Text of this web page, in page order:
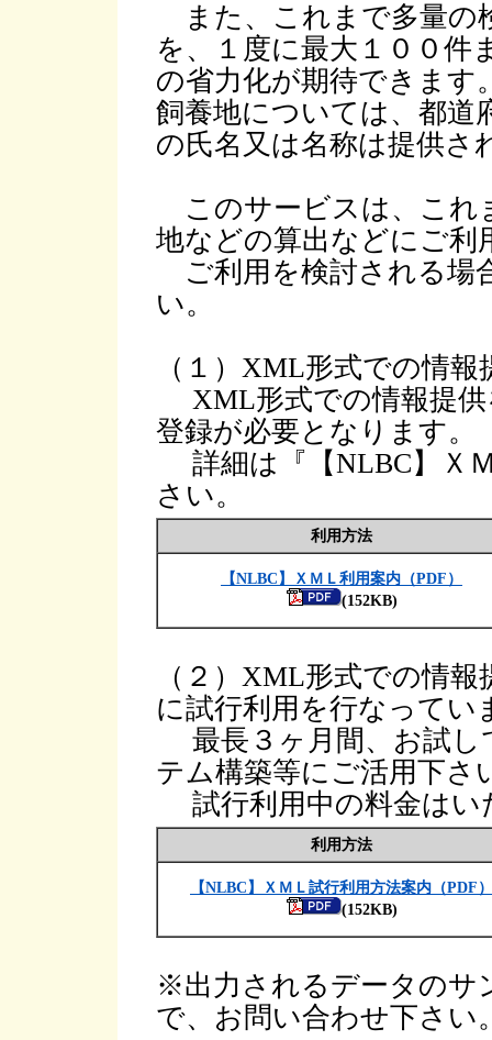
また、これまで多量の
を、１度に最大１００件
の省力化が期待できます
飼養地については、都道
の氏名又は名称は提供さ
このサービスは、これ
地などの算出などにご
ご利用を検討される場
い。
（１）XML形式での情
XML形式での情報提供
登録が必要となります。
詳細は『【NLBC】Ｘ
さい。
利用方法
【NLBC】ＸＭＬ利用案内（PDF）
(152KB)
（２）XML形式での情
に試行利用を行なってい
最長３ヶ月間、お試し
テム構築等にご活用下さ
試行利用中の料金はい
利用方法
【NLBC】ＸＭＬ試行利用方法案内（PDF）
(152KB)
※出力されるデータのサ
で、お問い合わせ下さい